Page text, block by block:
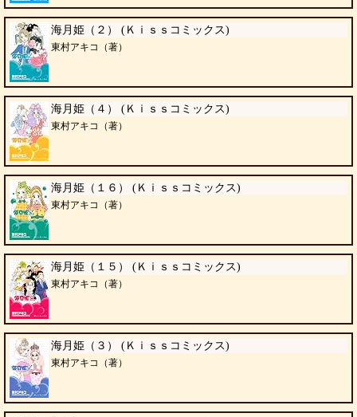
海月姫（２） (Ｋｉｓｓコミックス)
東村アキコ（著）
海月姫（４） (Ｋｉｓｓコミックス)
東村アキコ（著）
海月姫（１６） (Ｋｉｓｓコミックス)
東村アキコ（著）
海月姫（１５） (Ｋｉｓｓコミックス)
東村アキコ（著）
海月姫（３） (Ｋｉｓｓコミックス)
東村アキコ（著）